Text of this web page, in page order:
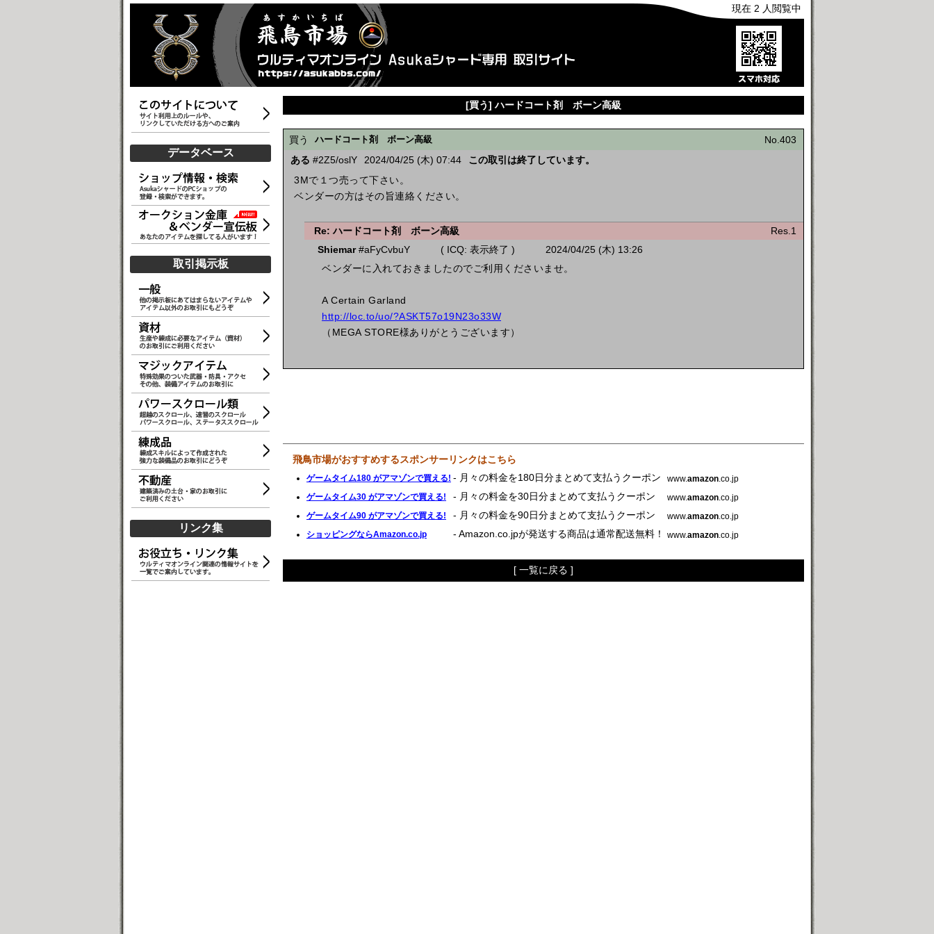
現在 2 人閲覧中
データベース
取引掲示板
リンク集
[買う] ハードコート剤 ボーン高級
買う ハードコート剤 ボーン高級
No.403
ある #2Z5/oslY 2024/04/25 (木) 07:44
この取引は終了しています。
3Mで１つ売って下さい。
ベンダーの方はその旨連絡ください。
Re: ハードコート剤 ボーン高級
Res.1
Shiemar#aFyCvbuY ( ICQ: 表示終了 )
2024/04/25 (木) 13:26
ベンダーに入れておきましたのでご利用くださいませ。
A Certain Garland
http://loc.to/uo/?ASKT57o19N23o33W
（MEGA STORE様ありがとうございます）
飛鳥市場がおすすめするスポンサーリンクはこちら
ゲームタイム180 がアマゾンで買える! - 月々の料金を180日分まとめて支払うクーポン www.amazon .co.jp
ゲームタイム30 がアマゾンで買える! - 月々の料金を30日分まとめて支払うクーポン www.amazon .co.jp
ゲームタイム90 がアマゾンで買える! - 月々の料金を90日分まとめて支払うクーポン www.amazon .co.jp
ショッピングならAmazon.co.jp - Amazon.co.jpが発送する商品は通常配送無料！ www.amazon .co.jp
[ 一覧に戻る ]